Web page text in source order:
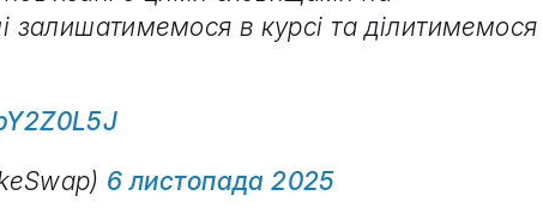
залишатимемося в курсі та ділитимемося
6 листопада 2025